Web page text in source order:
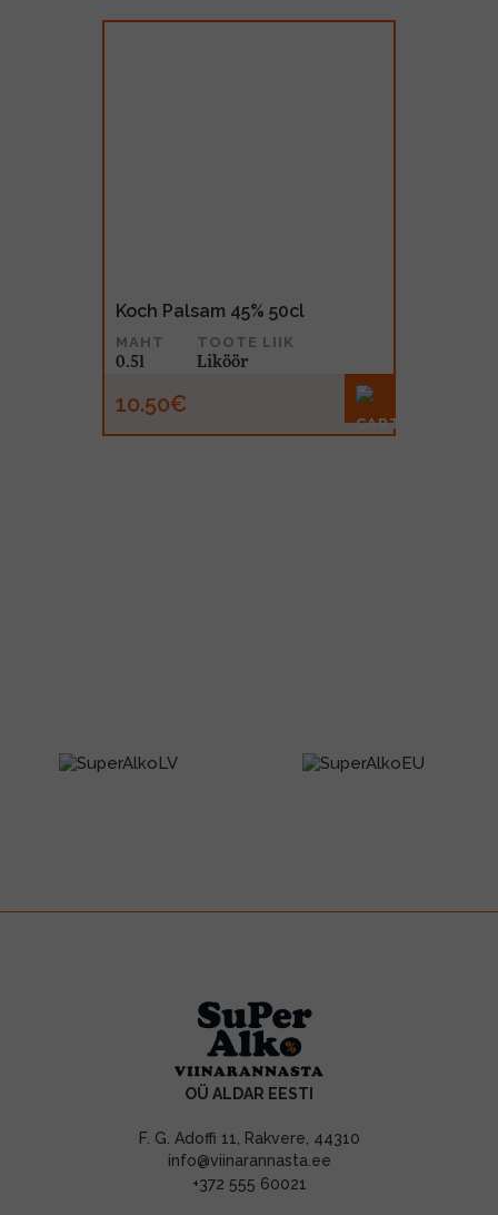
Koch Palsam 45% 50cl
MAHT
0.5l
TOOTE LIIK
Liköör
10.50€
OÜ ALDAR EESTI
F. G. Adoffi 11, Rakvere, 44310
info@viinarannasta.ee
+372 555 60021